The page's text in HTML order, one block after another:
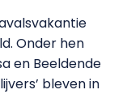
Onder hen
en Beeldende
bleven in